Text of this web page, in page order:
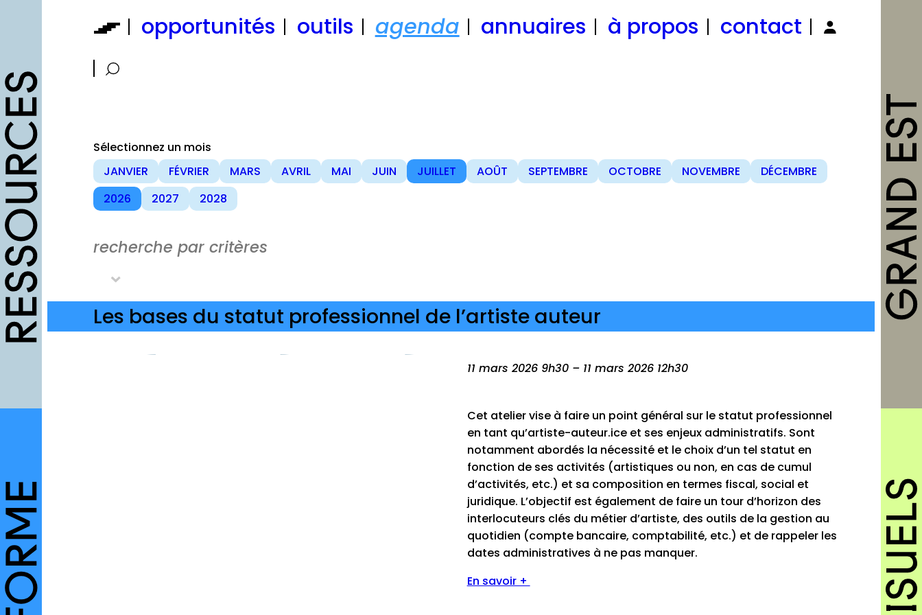
opportunités outils agenda annuaires à propos contact
Sélectionnez un mois
JANVIER
FÉVRIER MARS AVRIL MAI JUIN JUILLET AOÛT SEPTEMBRE OCTOBRE NOVEMBRE
DÉCEMBRE
2026
2027 2028
recherche par critères
Les bases du statut professionnel de l’artiste auteur
11 mars 2026 9h30 – 11 mars 2026 12h30
Cet atelier vise à faire un point général sur le statut professionnel
en tant qu’artiste-auteur.ice et ses enjeux administratifs. Sont
notamment abordés la nécessité et le choix d’un tel statut en
fonction de ses activités (artistiques ou non, en cas de cumul
d’activités, etc.) et sa composition en termes fiscal, social et
juridique. L’objectif est également de faire un tour d’horizon des
interlocuteurs clés du métier d’artiste, des outils de la gestion au
quotidien (compte bancaire, comptabilité, etc.) et de rappeler les
dates administratives à ne pas manquer.
En savoir +